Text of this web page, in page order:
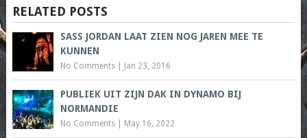
RELATED POSTS
SASS JORDAN LAAT ZIEN NOG JAREN MEE TE
KUNNEN
No Comments| Jan 23, 2016
PUBLIEK UIT ZIJN DAK IN DYNAMO BIJ
NORMANDIE
No Comments| May 16, 2022